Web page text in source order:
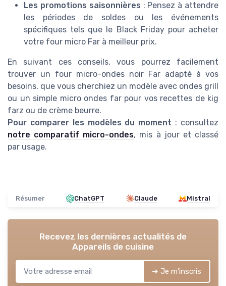
Les promotions saisonnières : Pensez à attendre
les périodes de soldes ou les événements
spécifiques tels que le Black Friday pour acheter
votre four micro Far à meilleur prix.
En suivant ces conseils, vous pourrez facilement
trouver un four micro-ondes noir Far adapté à vos
besoins, que vous cherchiez un modèle avec ondes grill
ou un simple micro ondes far pour vos recettes de kig
farz ou de crème beurre.
Pour comparer les modèles du moment : consultez
notre comparatif micro-ondes, mis à jour et classé
par usage.
Résumer ChatGPT Claude Mistral
Recevez les dernières actualités de
Appareils de cuisine
➔ Je m'inscris